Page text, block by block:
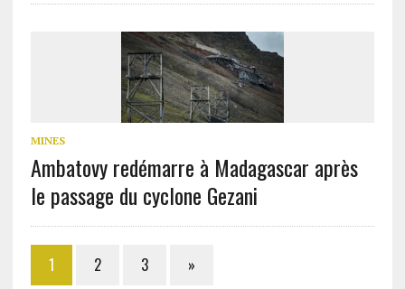
MINES
Ambatovy redémarre à Madagascar après
le passage du cyclone Gezani
1 2 3 »